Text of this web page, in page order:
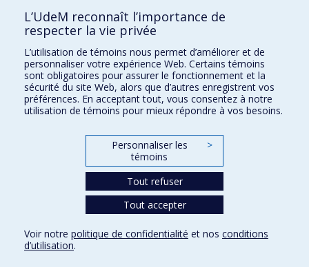
Kinésiologie et des sciences de l’activité physique
Orthophonie et audiologie
Réadaptation
Directions
DPC
CPASS
L’UdeM reconnaît l’importance de
respecter la vie privée
L’utilisation de témoins nous permet d’améliorer et de
personnaliser votre expérience Web. Certains témoins
sont obligatoires pour assurer le fonctionnement et la
sécurité du site Web, alors que d’autres enregistrent vos
préférences. En acceptant tout, vous consentez à notre
utilisation de témoins pour mieux répondre à vos besoins.
Personnaliser les
témoins
>
Tout refuser
Tout accepter
Voir notre politique de confidentialité et nos conditions
d’utilisation.